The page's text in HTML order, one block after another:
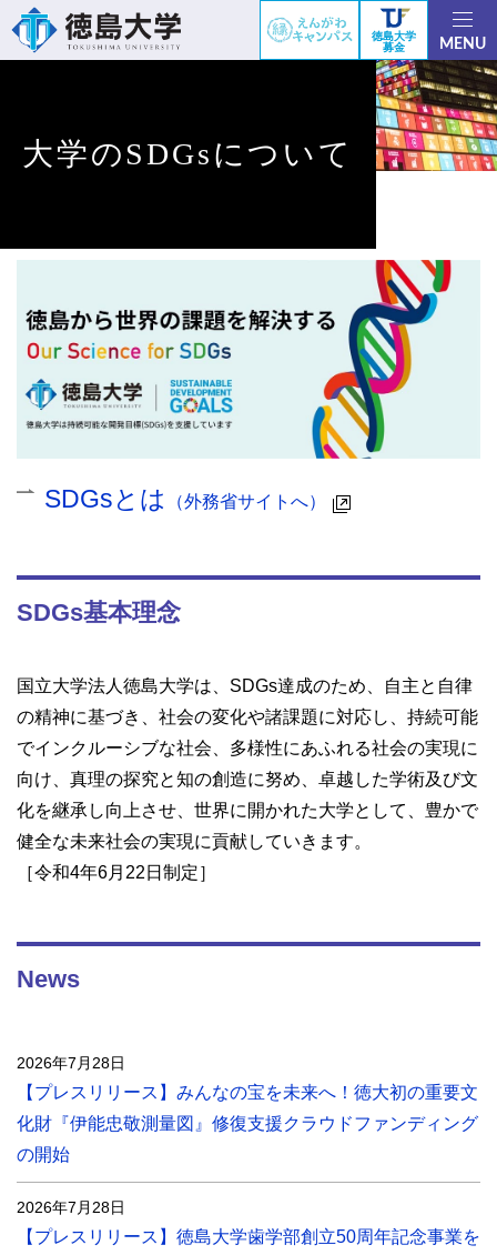
徳島大学
募金
MENU
大学のSDGsについて
SDGsとは （外務省サイトへ）
SDGs基本理念
国立大学法人徳島大学は、SDGs達成のため、自主と自律
の精神に基づき、社会の変化や諸課題に対応し、持続可能
でインクルーシブな社会、多様性にあふれる社会の実現に
向け、真理の探究と知の創造に努め、卓越した学術及び文
化を継承し向上させ、世界に開かれた大学として、豊かで
健全な未来社会の実現に貢献していきます。
［令和4年6月22日制定］
News
2026年7月28日
【プレスリリース】みんなの宝を未来へ！徳大初の重要文
化財『伊能忠敬測量図』修復支援クラウドファンディング
の開始
2026年7月28日
【プレスリリース】徳島大学歯学部創立50周年記念事業を